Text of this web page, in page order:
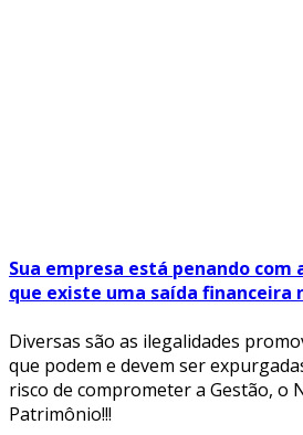
Sua empresa está penando com
que existe uma saída financeira
Diversas são as ilegalidades
que podem e devem ser
risco de comprometer a Gestão, o
Patrimônio!!!